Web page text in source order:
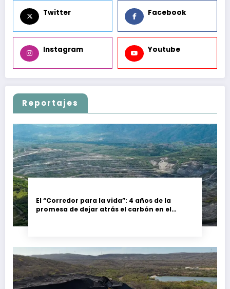
Twitter Facebook
Instagram Youtube
Reportajes
El “Corredor para la vida”: 4 años de la
promesa de dejar atrás el carbón en el